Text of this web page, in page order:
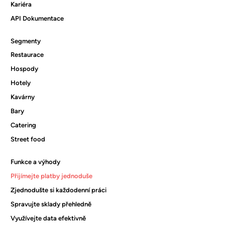
Kariéra
API Dokumentace
Segmenty
Restaurace
Hospody
Hotely
Kavárny
Bary
Catering
Street food
Funkce a výhody
Přijímejte platby jednoduše
Zjednodušte si každodenní práci
Spravujte sklady přehledně
Využívejte data efektivně